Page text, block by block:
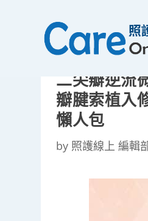
二尖瓣逆流
瓣腱索植入
懶人包
by 照護線上 編輯